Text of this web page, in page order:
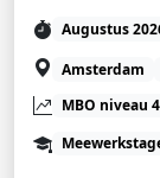
Augustus
Amsterdam
MBO niveau 4